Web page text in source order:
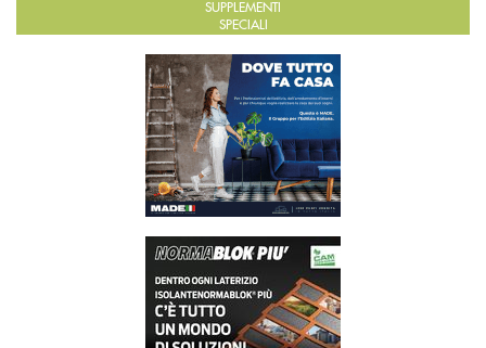
SUPPLEMENTI
SPECIALI